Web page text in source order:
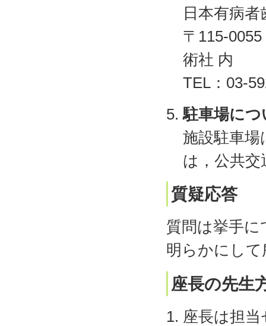
日本有病
〒115-
術社 内
TEL：03-
駐車場につ
施設駐車
は，公共
質疑応答
質問は挙手に
明らかにし
座長の先生
座長は担